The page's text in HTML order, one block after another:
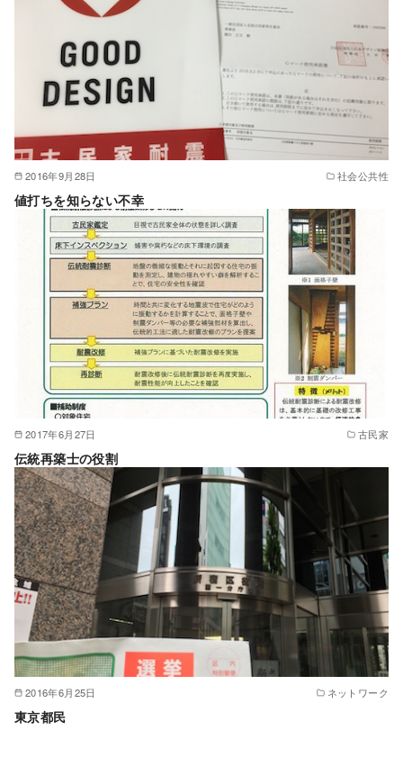
2016年9月28日 社会公共性
値打ちを知らない不幸
2017年6月27日 古民家
伝統再築士の役割
2016年6月25日 ネットワーク
東京都民